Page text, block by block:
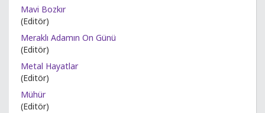
Mavi Bozkır
(Editör)
Meraklı Adamın On Günü
(Editör)
Metal Hayatlar
(Editör)
Mühür
(Editör)